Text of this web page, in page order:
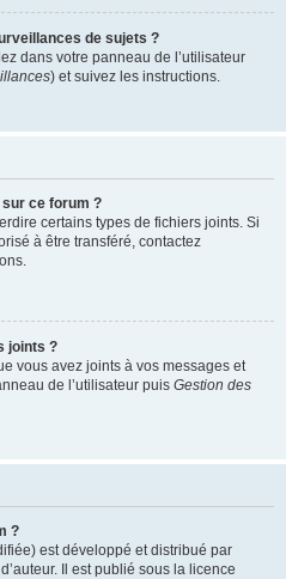
de sujets ?
dans votre panneau de l’utilisateur
) et suivez les instructions.
ce forum ?
certains types de fichiers joints. Si
à être transféré, contactez
joints ?
vous avez joints à vos messages et
de l’utilisateur puis Gestion des
?
est développé et distribué par
Il est publié sous la licence